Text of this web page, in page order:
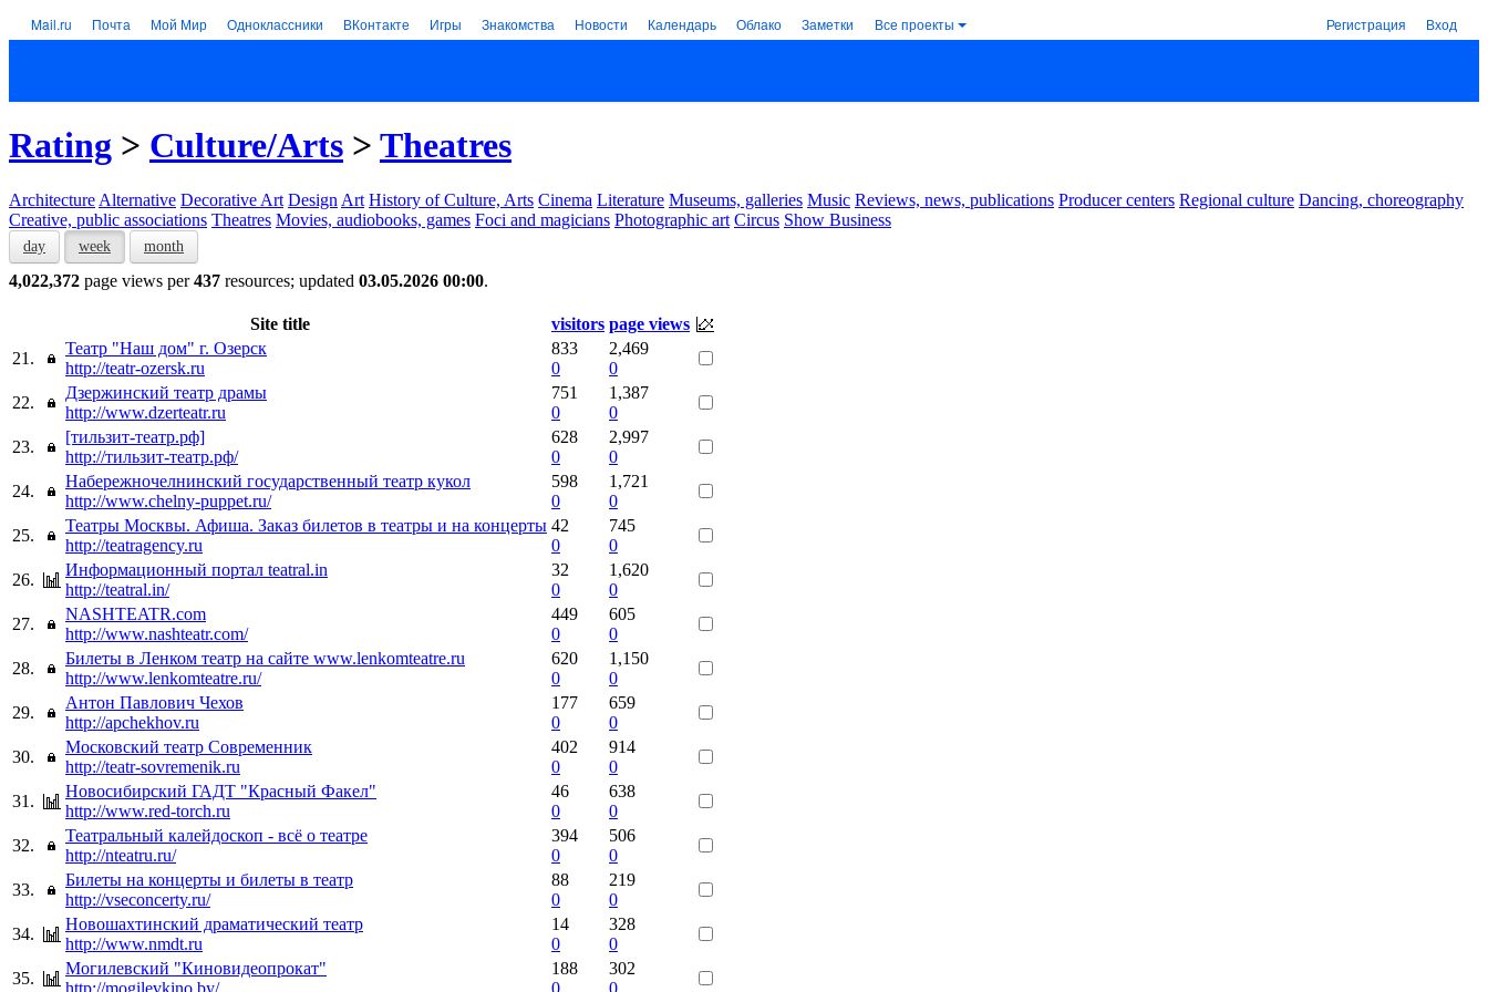
Mail.ru Почта Мой Мир Одноклассники ВКонтакте Игры Знакомства Новости Календарь Облако Заметки Все проекты Регистрация Вход
Rating > Culture/Arts > Theatres
Architecture Alternative Decorative Art Design Art History of Culture, Arts Cinema Literature Museums, galleries Music Reviews, news, publications Producer centers Regional culture Dancing, choreography
Creative, public associations Theatres Movies, audiobooks, games Foci and magicians Photographic art Circus Show Business
day week month
4,022,372 page views per437 resources; updated 03.05.2026 00:00.
Site title visitors page views
21.
Театр "Наш дом" г. Озерск
http://teatr-ozersk.ru
833
0
2,469
0
22.
Дзержинский театр драмы
http://www.dzerteatr.ru
751
0
1,387
0
23.
[тильзит-театр.рф]
http://тильзит-театр.рф/
628
0
2,997
0
24.
Набережночелнинский государственный театр кукол
http://www.chelny-puppet.ru/
598
0
1,721
0
25.
Театры Москвы. Афиша. Заказ билетов в театры и на концерты
http://teatragency.ru
42
0
745
0
26.
Информационный портал teatral.in
http://teatral.in/
32
0
1,620
0
27.
NASHTEATR.com
http://www.nashteatr.com/
449
0
605
0
28.
Билеты в Ленком театр на сайте www.lenkomteatre.ru
http://www.lenkomteatre.ru/
620
0
1,150
0
29.
Антон Павлович Чехов
http://apchekhov.ru
177
0
659
0
30.
Московский театр Современник
http://teatr-sovremenik.ru
402
0
914
0
31.
Новосибирский ГАДТ "Красный Факел"
http://www.red-torch.ru
46
0
638
0
32.
Театральный калейдоскоп - всё о театре
http://nteatru.ru/
394
0
506
0
33.
Билеты на концерты и билеты в театр
http://vseconcerty.ru/
88
0
219
0
34.
Новошахтинский драматический театр
http://www.nmdt.ru
14
0
328
0
35.
Могилевский "Киновидеопрокат"
http://mogilevkino.by/
188
0
302
0